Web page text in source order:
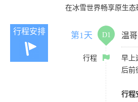
在冰雪世界畅享原生
行程安排 第1天 D1 温
行程
早上
后前
行程